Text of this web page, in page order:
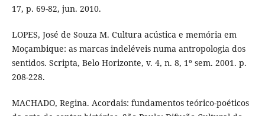
17, p. 69-82, jun. 2010.
LOPES, José de Souza M. Cultura acústica e memória em
Moçambique: as marcas indeléveis numa antropologia dos
sentidos. Scripta, Belo Horizonte, v. 4, n. 8, 1º sem. 2001. p.
208-228.
MACHADO, Regina. Acordais: fundamentos teórico-poéticos